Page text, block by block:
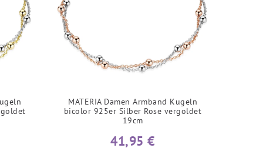
MATERIA Damen Armband Kugeln
bicolor 925er Silber Rose vergoldet
19cm
41,95 €